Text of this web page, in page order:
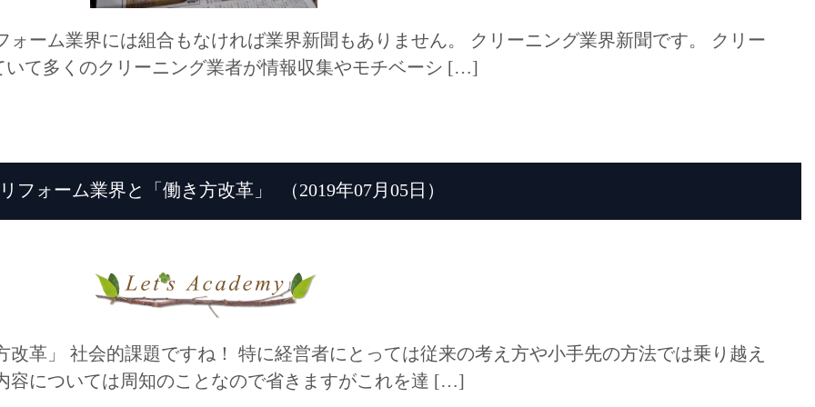
ーム業界には組合もなければ業界新聞もありません。 クリーニング業界新聞です。 クリー
て多くのクリーニング業者が情報収集やモチベーシ […]
フォーム業界と「働き方改革」 （2019年07月05日）
革」 社会的課題ですね！ 特に経営者にとっては従来の考え方や小手先の方法では乗り越え
容については周知のことなので省きますがこれを達 […]